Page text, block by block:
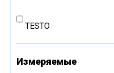
TESTO
Измеряемые